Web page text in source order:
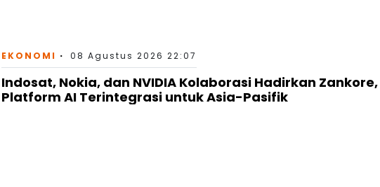
EKONOMI 08 Agustus 2026 22:07
Indosat, Nokia, dan NVIDIA Kolaborasi Hadirkan Zankore,
Platform AI Terintegrasi untuk Asia-Pasifik